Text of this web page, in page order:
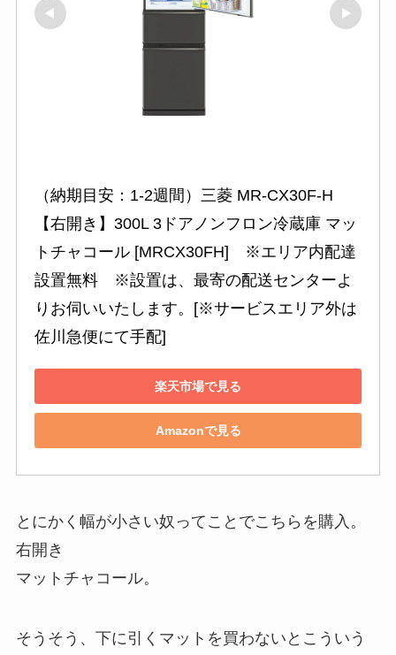
（納期目安：1-2週間）三菱 MR-CX30F-H
【右開き】300L 3ドアノンフロン冷蔵庫 マッ
トチャコール [MRCX30FH]　※エリア内配達
設置無料　※設置は、最寄の配送センターよ
りお伺いいたします。[※サービスエリア外は
佐川急便にて手配]
楽天市場で見る
Amazonで見る
とにかく幅が小さい奴ってことでこちらを購入。
右開き
マットチャコール。
そうそう、下に引くマットを買わないとこういう